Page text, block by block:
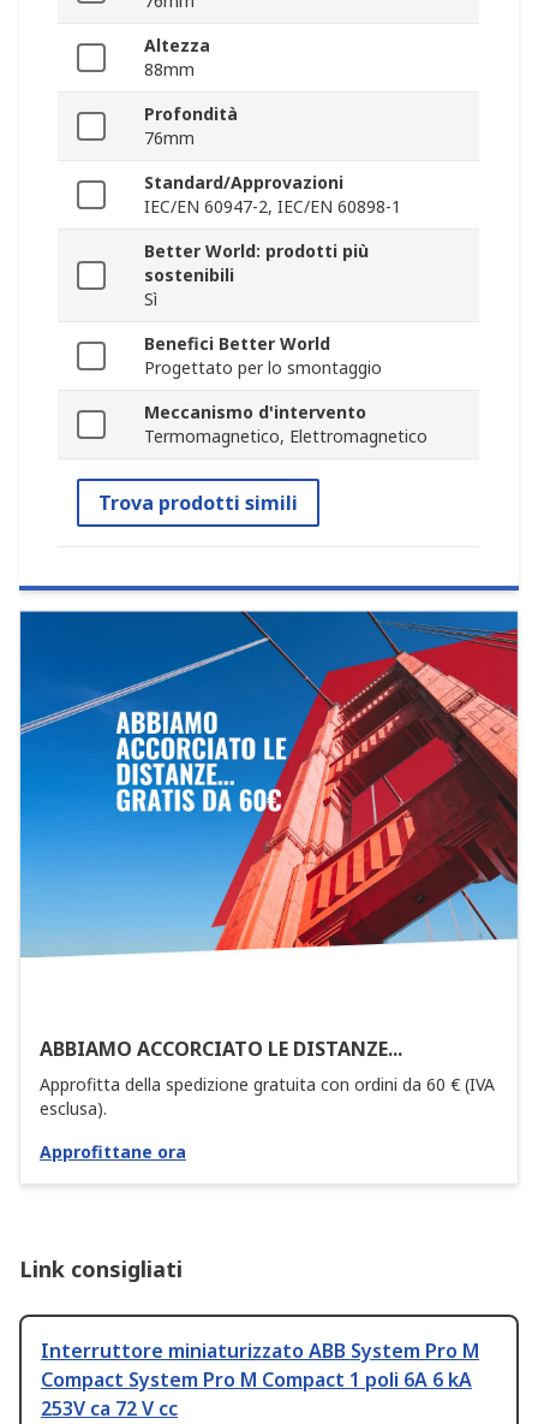
Altezza
88mm
Profondità
76mm
Standard/Approvazioni
IEC/EN 60947-2, IEC/EN 60898-1
Better World: prodotti più
sostenibili
Sì
Benefici Better World
Progettato per lo smontaggio
Meccanismo d'intervento
Termomagnetico, Elettromagnetico
Trova prodotti simili
ABBIAMO ACCORCIATO LE DISTANZE...
Approfitta della spedizione gratuita con ordini da 60 € (IVA
esclusa).
Approfittane ora
Link consigliati
Interruttore miniaturizzato ABB System Pro M
Compact System Pro M Compact 1 poli 6A 6 kA
253V ca 72 V cc